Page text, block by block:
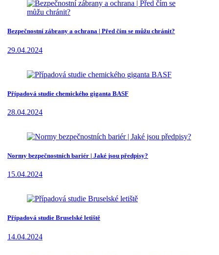
Bezpečnostní zábrany a ochrana | Před čím se můžu chránit?
29.04.2024
Případová studie chemického giganta BASF
28.04.2024
Normy bezpečnostních bariér | Jaké jsou předpisy?
15.04.2024
Případová studie Bruselské letiště
14.04.2024